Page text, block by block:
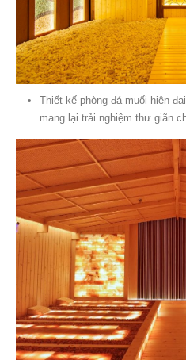
Thiết kế phòng đá muối hiện
mang lại trải nghiệm thư giãn